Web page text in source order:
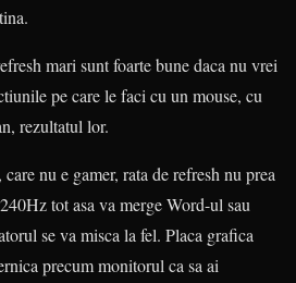
mari sunt foarte bune daca nu vrei
pe care le faci cu un mouse, cu
rezultatul lor.
nu e gamer, rata de refresh nu prea
tot asa va merge Word-ul sau
se va misca la fel. Placa grafica
precum monitorul ca sa ai